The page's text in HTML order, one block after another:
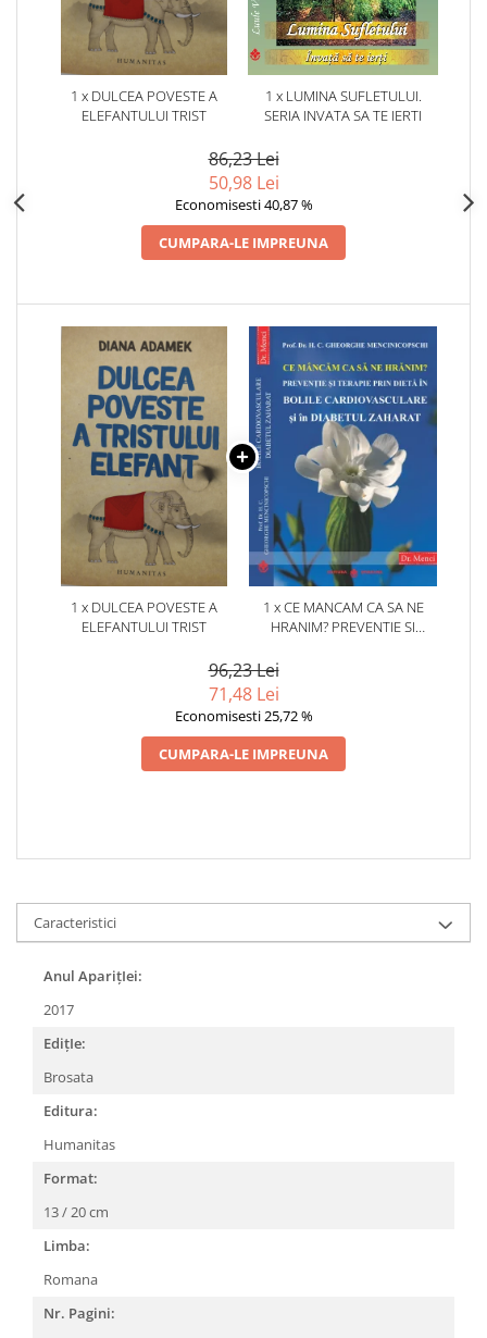
1 x DULCEA POVESTE A
ELEFANTULUI TRIST
1 x LUMINA SUFLETULUI.
SERIA INVATA SA TE IERTI
86,23 Lei
50,98 Lei
Economisesti 40,87 %
CUMPARA-LE IMPREUNA
1 x DULCEA POVESTE A
ELEFANTULUI TRIST
1 x CE MANCAM CA SA NE
HRANIM? PREVENTIE SI
CARDIOVASCULARE SI IN
96,23 Lei
71,48 Lei
Economisesti 25,72 %
CUMPARA-LE IMPREUNA
Caracteristici
Anul AparițIei:
2017
EdițIe:
Brosata
Editura:
Humanitas
Format:
13 / 20 cm
Limba:
Romana
Nr. Pagini: